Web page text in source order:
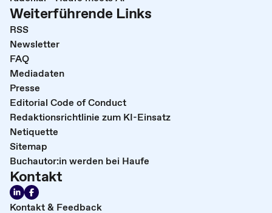
Weiterführende Links
RSS
Newsletter
FAQ
Mediadaten
Presse
Editorial Code of Conduct
Redaktionsrichtlinie zum KI-Einsatz
Netiquette
Sitemap
Buchautor:in werden bei Haufe
Kontakt
Kontakt & Feedback